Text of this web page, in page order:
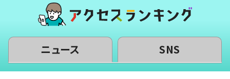
ニュース SNS